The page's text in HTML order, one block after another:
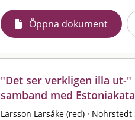
Öppna dokument
"Det ser verkligen illa ut-
samband med
Larsson Larsåke (red) · Nohrstedt